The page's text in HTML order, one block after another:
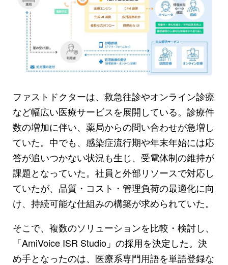
ファストドクターは、救急往診やオンライン診療
など幅広い医療サービスを展開している。診療件
数の増加に伴い、薬局からの問い合わせが急増し
ていた。中でも、感染症流行期や年末年始には応
答が追いつかない状況も生じ、受電体制の維持が
課題となっていた。社員と外部リソースで対応し
ていたが、品質・コスト・管理負荷の最適化に向
け、持続可能な仕組みの構築が求められていた。
そこで、複数のソリューションを比較・検討し、
「AmiVoice ISR Studio」の採用を決定した。決
め手となったのは、医療系専門用語を単語登録な